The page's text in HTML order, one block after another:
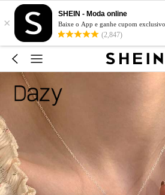
×
SHEIN - Moda online
Baixe o App e ganhe cupom
(2,847)